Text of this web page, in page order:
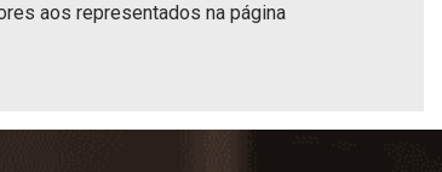
aos representados na página